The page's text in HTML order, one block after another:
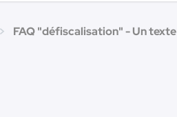
FAQ "défiscalisation" - Un texte